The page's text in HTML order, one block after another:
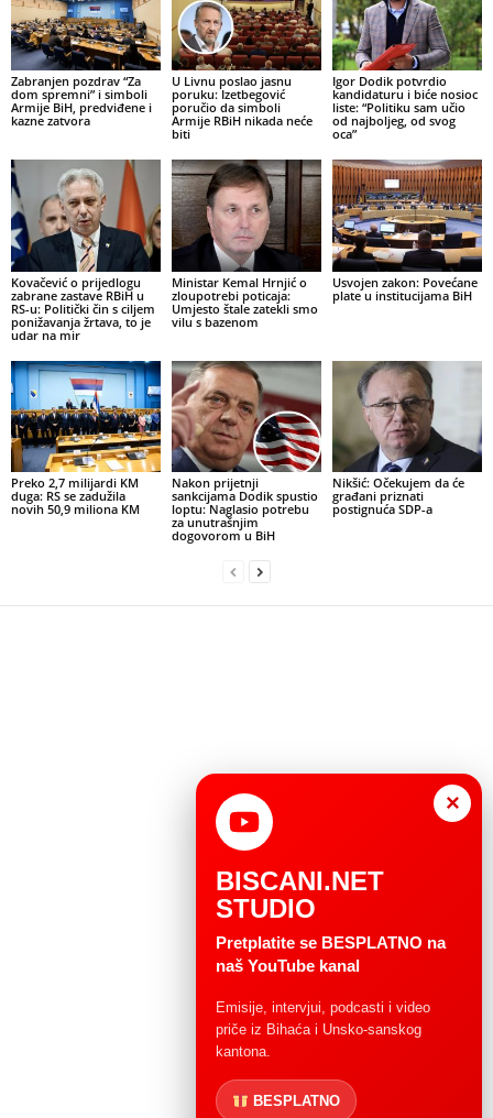
Zabranjen pozdrav “Za
dom spremni” i simboli
Armije BiH, predviđene i
kazne zatvora
U Livnu poslao jasnu
poruku: Izetbegović
poručio da simboli
Armije RBiH nikada neće
biti
Igor Dodik potvrdio
kandidaturu i biće nosioc
liste: “Politiku sam učio
od najboljeg, od svog
oca”
Kovačević o prijedlogu
zabrane zastave RBiH u
RS-u: Politički čin s ciljem
ponižavanja žrtava, to je
udar na mir
Ministar Kemal Hrnjić o
zloupotrebi poticaja:
Umjesto štale zatekli smo
vilu s bazenom
Usvojen zakon: Povećane
plate u institucijama BiH
Preko 2,7 milijardi KM
duga: RS se zadužila
novih 50,9 miliona KM
Nakon prijetnji
sankcijama Dodik spustio
loptu: Naglasio potrebu
za unutrašnjim
dogovorom u BiH
Nikšić: Očekujem da će
građani priznati
postignuća SDP-a
×
BISCANI.NET
STUDIO
Pretplatite se BESPLATNO na
naš YouTube kanal
Emisije, intervjui, podcasti i video
priče iz Bihaća i Unsko-sanskog
kantona.
BESPLATNO